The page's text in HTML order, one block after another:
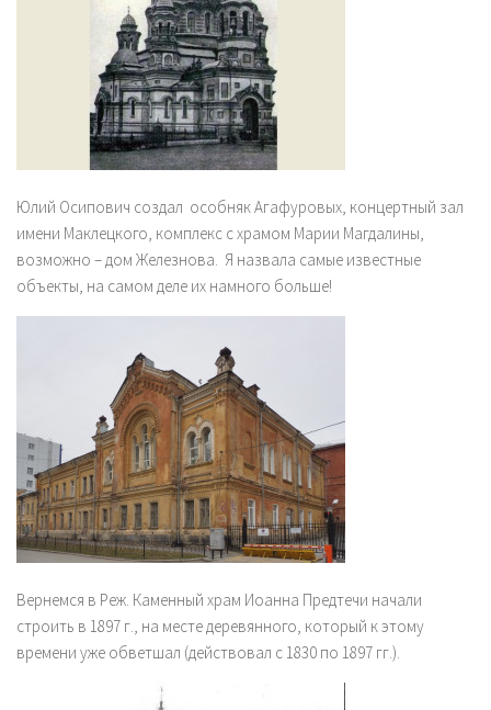
Юлий Осипович создал особняк Агафуровых, концертный зал
имени Маклецкого, комплекс с храмом Марии Магдалины,
возможно – дом Железнова. Я назвала самые известные
объекты, на самом деле их намного больше!
Вернемся в Реж. Каменный храм Иоанна Предтечи начали
строить в 1897 г., на месте деревянного, который к этому
времени уже обветшал (действовал с 1830 по 1897 гг.).